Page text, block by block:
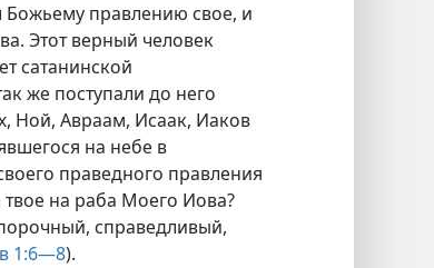
Божьему правлению свое, и
Этот верный человек
сатанинской
же поступали до него
Ной, Авраам, Исаак, Иаков
на небе в
праведного правления
на раба Моего Иова?
справедливый,
1:6—8).